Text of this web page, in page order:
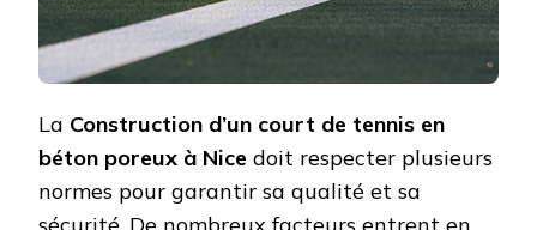
COURT
DE
EN
NICE
La Construction d’un court de tennis en
béton poreux à Nice doit respecter plusieurs
normes pour garantir sa qualité et sa